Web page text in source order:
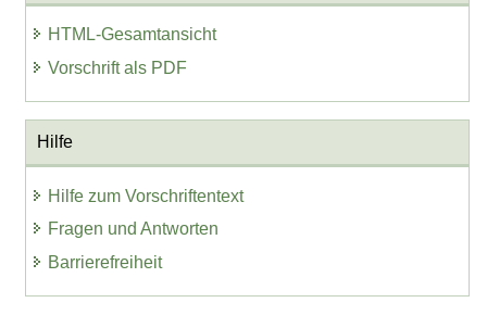
HTML-Gesamtansicht
Vorschrift als PDF
Hilfe
Hilfe zum Vorschriftentext
Fragen und Antworten
Barrierefreiheit